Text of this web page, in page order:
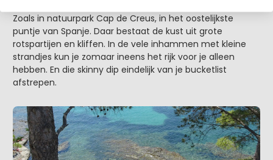
Zoals in natuurpark Cap de Creus, in het oostelijkste
puntje van Spanje. Daar bestaat de kust uit grote
rotspartijen en kliffen. In de vele inhammen met kleine
strandjes kun je zomaar ineens het rijk voor je alleen
hebben. En die skinny dip eindelijk van je bucketlist
afstrepen.